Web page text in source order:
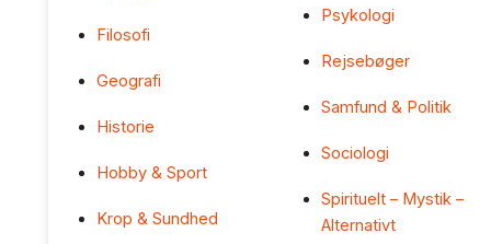
Filosofi
Geografi
Historie
Hobby & Sport
Krop & Sundhed
Psykologi
Rejsebøger
Samfund & Politik
Sociologi
Spirituelt – Mystik –
Alternativt